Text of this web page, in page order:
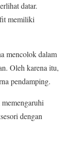
datar.
memiliki
mencolok dalam
Oleh karena itu,
pendamping.
dengan